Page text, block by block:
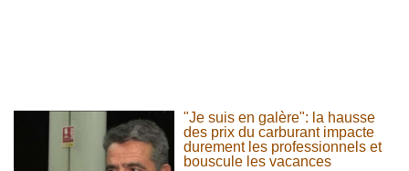
"Je suis en galère": la hausse
des prix du carburant impacte
durement les professionnels et
bouscule les vacances